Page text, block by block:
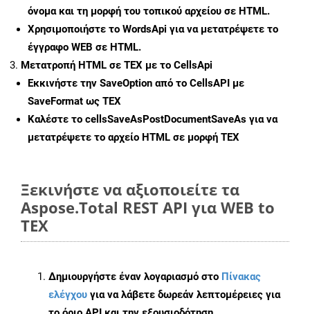
όνομα και τη μορφή του τοπικού αρχείου σε HTML.
Χρησιμοποιήστε το WordsApi για να μετατρέψετε το
έγγραφο WEB σε HTML.
Μετατροπή HTML σε TEX με το CellsApi
Εκκινήστε την SaveOption από το CellsAPI με
SaveFormat ως TEX
Καλέστε το cellsSaveAsPostDocumentSaveAs για να
μετατρέψετε το αρχείο HTML σε μορφή TEX
Ξεκινήστε να αξιοποιείτε τα
Aspose.Total REST API για WEB to
TEX
Δημιουργήστε έναν λογαριασμό στο Πίνακας
ελέγχου για να λάβετε δωρεάν λεπτομέρειες για